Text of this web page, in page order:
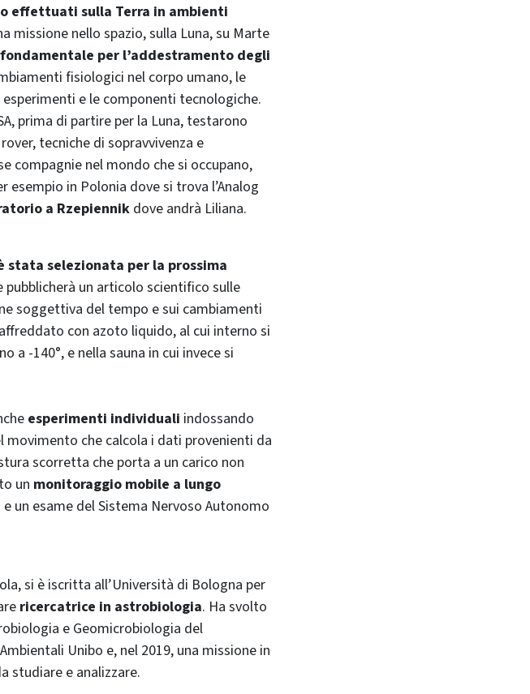
effettuati sulla Terra in ambienti
missione nello spazio, sulla Luna, su Marte
per l’addestramento degli
fisiologici nel corpo umano, le
e le componenti tecnologiche.
prima di partire per la Luna, testarono
tecniche di sopravvivenza e
compagnie nel mondo che si occupano,
in Polonia dove si trova l’Analog
a Rzepiennik dove andrà Liliana.
stata selezionata per la prossima
pubblicherà un articolo scientifico sulle
soggettiva del tempo e sui cambiamenti
con azoto liquido, al cui interno si
-140°, e nella sauna in cui invece si
esperimenti individuali indossando
che calcola i dati provenienti da
scorretta che porta a un carico non
un monitoraggio mobile a lungo
e un esame del Sistema Nervoso Autonomo
si è iscritta all’Università di Bologna per
ricercatrice in astrobiologia. Ha svolto
e Geomicrobiologia del
Unibo e, nel 2019, una missione in
studiare e analizzare.